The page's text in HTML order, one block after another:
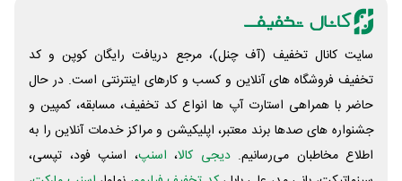
سایت کانال تخفیف (آف چنل)، مرجع دریافت رایگان کوپن و کد
تخفیف فروشگاه های آنلاین و کسب و‌ کارهای اینترنتی است. در حال
حاضر با همراهی استارت آپ ها انواع کد تخفیف، مسابقه، کمپین و
جشنواره های صدها برند معتبر، اپلیکیشن و مراکز خدمات آنلاین را به
اطلاع مخاطبان می‌رسانیم. دیجی کالا، اسنپ، اسنپ فود، تپسی،